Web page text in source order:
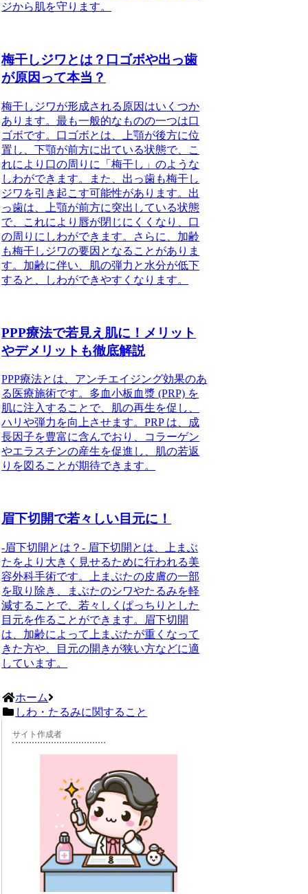
ジから肌を守ります。
梅干しジワとは？口ゴボや出っ歯
が原因って本当？
梅干しジワが形成される原因はいくつか
あります。最も一般的なものの一つは口
ゴボです。口ゴボとは、上顎が後方に位
置し、下顎が前方に出ている状態で、こ
れにより口の周りに「梅干し」のような
しわができます。また、出っ歯も梅干し
ジワを引き起こす可能性があります。出
っ歯は、上顎が前方に突出している状態
で、これにより唇が閉じにくくなり、口
の周りにしわができます。さらに、加齢
も梅干しジワの要因となることがありま
す。加齢に伴い、肌の弾力と水分が低下
すると、しわができやすくなります。
PPP療法で若見え肌に！メリット
やデメリットも徹底解説
PPP療法とは、アンチエイジング効果のあ
る医療施術です。多血小板血漿 (PRP) を
肌に注入することで、肌の再生を促し、
ハリや弾力を向上させます。PRP は、成
長因子を豊富に含んでおり、コラーゲン
やエラスチンの産生を促進し、肌の若返
りを図ることが期待できます。
眉下切開で若々しい目元に！
-眉下切開とは？- 眉下切開とは、上まぶ
たをより大きく見せるために行われる美
容外科手術です。上まぶたの皮膚の一部
を取り除き、まぶたのシワやたるみを軽
減することで、若々しくぱっちりとした
目元を作ることができます。眉下切開
は、加齢によって上まぶたが重くなって
きた方や、目元の開きが狭い方などに適
しています。
ホーム
しわ・たるみに関すること
サイト作成者